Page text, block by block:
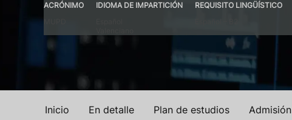
ACRÓNIMO
IDIOMA DE IMPARTICIÓN
REQUISITO LINGÜÍSTICO
Inicio En detalle Plan de estudios Admisión